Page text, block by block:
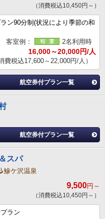
（消費税込10,450円～）
ン90分制(状況により季節の和
客室例：
2名利用時
16,000～20,000円/人
消費税込17,600～22,000円/人）
航空券付プラン一覧
航空券付プラン一覧
スパ
鰺ケ沢温泉
9,500円～
（消費税込10,450円～）
ラン